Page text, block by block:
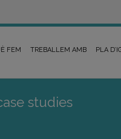
FEM TREBALLEM AMB PLA
studies